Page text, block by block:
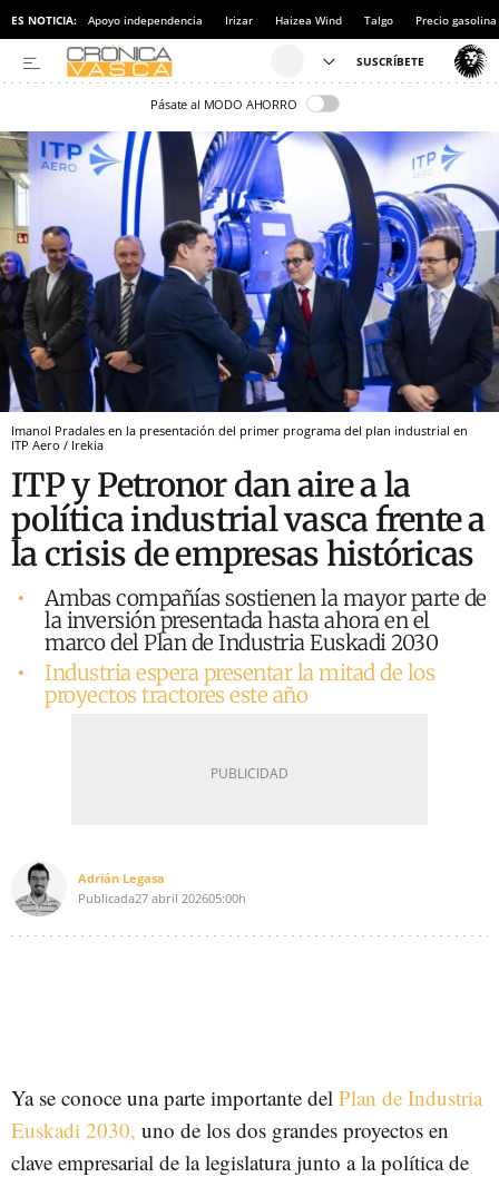
ES NOTICIA: Apoyo independencia Irizar Haizea Wind Talgo Precio gasolina
Pásate al MODO AHORRO
Imanol Pradales en la presentación del primer programa del plan industrial en
ITP Aero / Irekia
ITP y Petronor dan aire a la
política industrial vasca frente a
la crisis de empresas históricas
Ambas compañías sostienen la mayor parte de
la inversión presentada hasta ahora en el
marco del Plan de Industria Euskadi 2030
Industria espera presentar la mitad de los
proyectos tractores este año
Adrián Legasa
Publicada27 abril 202605:00h
Ya se conoce una parte importante del Plan de Industria
Euskadi 2030, uno de los dos grandes proyectos en
clave empresarial de la legislatura junto a la política de